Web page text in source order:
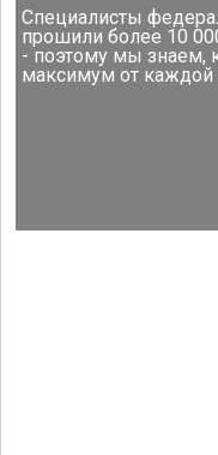
Специалисты
прошили более 10
- поэтому мы знаем,
максимум от